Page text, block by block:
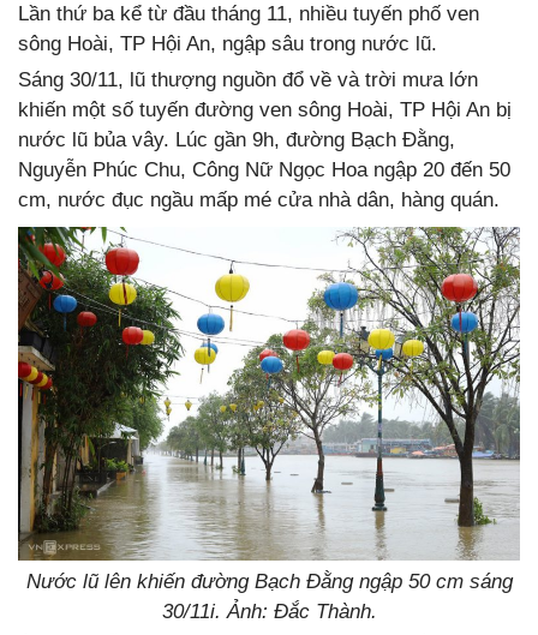
Lần thứ ba kể từ đầu tháng 11, nhiều tuyến phố ven
sông Hoài, TP Hội An, ngập sâu trong nước lũ.
Sáng 30/11, lũ thượng nguồn đổ về và trời mưa lớn
khiến một số tuyến đường ven sông Hoài, TP Hội An bị
nước lũ bủa vây. Lúc gần 9h, đường Bạch Đằng,
Nguyễn Phúc Chu, Công Nữ Ngọc Hoa ngập 20 đến 50
cm, nước đục ngầu mấp mé cửa nhà dân, hàng quán.
Nước lũ lên khiến đường Bạch Đằng ngập 50 cm sáng
30/11i. Ảnh: Đắc Thành.